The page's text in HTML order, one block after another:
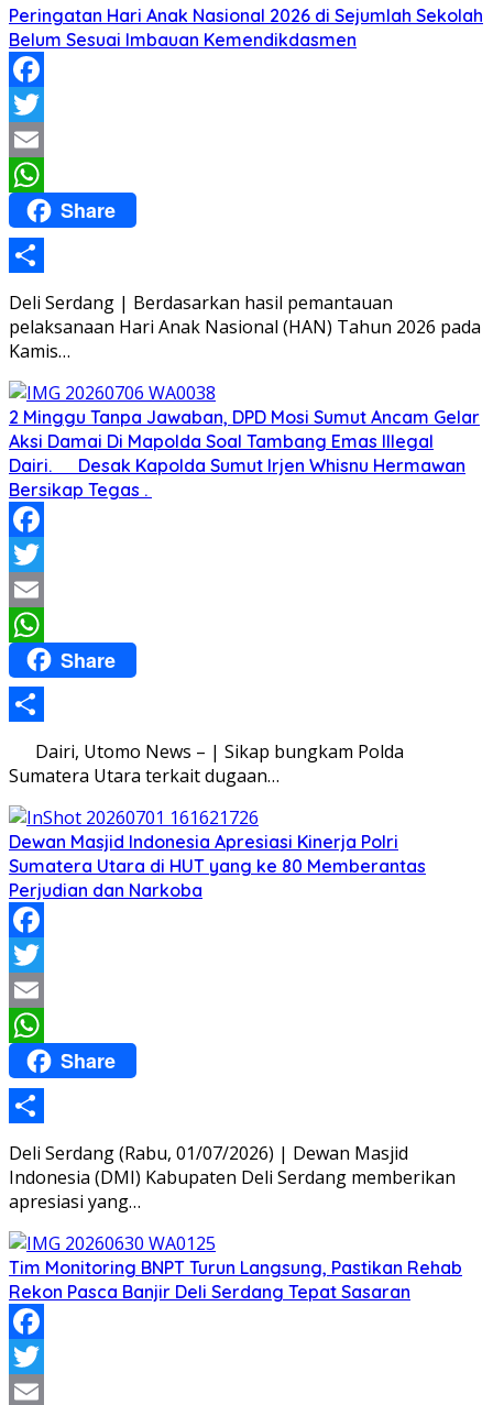
Peringatan Hari Anak Nasional 2026 di Sejumlah Sekolah
Belum Sesuai Imbauan Kemendikdasmen
Facebook
Twitter
Email
WhatsApp
Share
Share
Deli Serdang | Berdasarkan hasil pemantauan
pelaksanaan Hari Anak Nasional (HAN) Tahun 2026 pada
Kamis…
2 Minggu Tanpa Jawaban, DPD Mosi Sumut Ancam Gelar
Aksi Damai Di Mapolda Soal Tambang Emas Illegal
Dairi. Desak Kapolda Sumut Irjen Whisnu Hermawan
Bersikap Tegas .
Facebook
Twitter
Email
WhatsApp
Share
Share
Dairi, Utomo News – | Sikap bungkam Polda
Sumatera Utara terkait dugaan…
Dewan Masjid Indonesia Apresiasi Kinerja Polri
Sumatera Utara di HUT yang ke 80 Memberantas
Perjudian dan Narkoba
Facebook
Twitter
Email
WhatsApp
Share
Share
Deli Serdang (Rabu, 01/07/2026) | Dewan Masjid
Indonesia (DMI) Kabupaten Deli Serdang memberikan
apresiasi yang…
Tim Monitoring BNPT Turun Langsung, Pastikan Rehab
Rekon Pasca Banjir Deli Serdang Tepat Sasaran
Facebook
Twitter